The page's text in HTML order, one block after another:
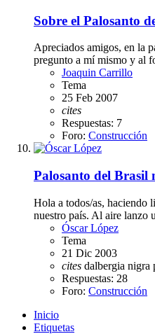
Sobre el Palosanto
Apreciados amigos, en la
pregunto a mí mismo y al
Joaquin Carrillo
Tema
25 Feb 2007
cites
Respuestas: 7
Foro: Construcción
Palosanto del Brasil
Hola a todos/as, haciendo
nuestro país. Al aire lanzo
Óscar López
Tema
21 Dic 2003
cites dalbergia nigra
Respuestas: 28
Foro: Construcción
Inicio
Etiquetas